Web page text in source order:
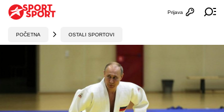
Otvori
Prijava
POČETNA OSTALI SPORTOVI